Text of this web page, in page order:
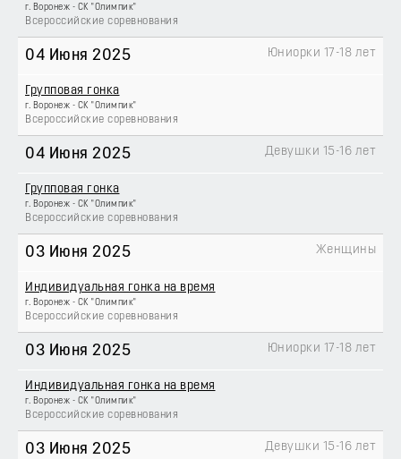
г. Воронеж - СК "Олимпик"
Всероссийские соревнования
04 Июня 2025
Групповая гонка
г. Воронеж - СК "Олимпик"
Всероссийские соревнования
Юниорки 17-18 лет
04 Июня 2025
Групповая гонка
г. Воронеж - СК "Олимпик"
Всероссийские соревнования
Девушки 15-16 лет
03 Июня 2025
Индивидуальная гонка на время
г. Воронеж - СК "Олимпик"
Всероссийские соревнования
Женщины
03 Июня 2025
Индивидуальная гонка на время
г. Воронеж - СК "Олимпик"
Всероссийские соревнования
Юниорки 17-18 лет
03 Июня 2025 Девушки 15-16 лет